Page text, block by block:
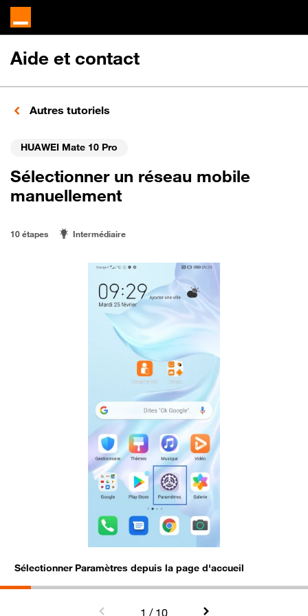
Aide et contact
Autres tutoriels
HUAWEI Mate 10 Pro
Sélectionner un réseau mobile
manuellement
10 étapes Intermédiaire
Sélectionner Paramètres depuis la page d'accueil
1 / 10